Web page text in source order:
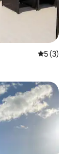
5 (3)